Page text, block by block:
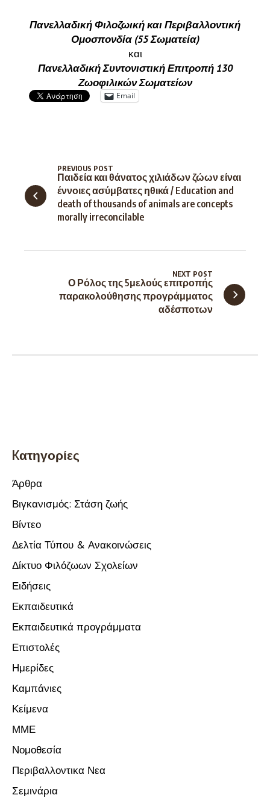
Πανελλαδική Φιλοζωική και Περιβαλλοντική
Ομοσπονδία (55 Σωματεία)
και
Πανελλαδική Συντονιστική Επιτροπή 130
Ζωοφιλικών Σωματείων
Email
Παιδεία και θάνατος χιλιάδων ζώων είναι
έννοιες ασύμβατες ηθικά / Education and
death of thousands of animals are concepts
morally irreconcilable
PREVIOUS POST
Ο Ρόλος της 5μελούς επιτροπής
παρακολούθησης προγράμματος
αδέσποτων
NEXT POST
Kατηγορίες
Άρθρα
Βιγκανισμός: Στάση ζωής
Βίντεο
Δελτία Τύπου & Ανακοινώσεις
Δίκτυο Φιλόζωων Σχολείων
Ειδήσεις
Εκπαιδευτικά
Εκπαιδευτικά προγράμματα
Επιστολές
Ημερίδες
Καμπάνιες
Κείμενα
ΜΜΕ
Νομοθεσία
Περιβαλλοντικα Νεα
Σεμινάρια